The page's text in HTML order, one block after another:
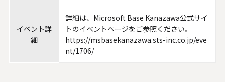
イベント詳
細
詳細は、Microsoft Base Kanazawa公式サイ
トのイベントページをご参照ください。
https://msbasekanazawa.sts-inc.co.jp/eve
nt/1706/